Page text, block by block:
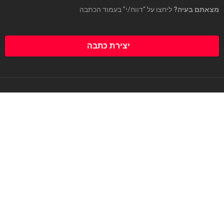
מצאתם בעיה? ליחצו על “דווח/י” בעמוד הכתבה
יצירת כתבה